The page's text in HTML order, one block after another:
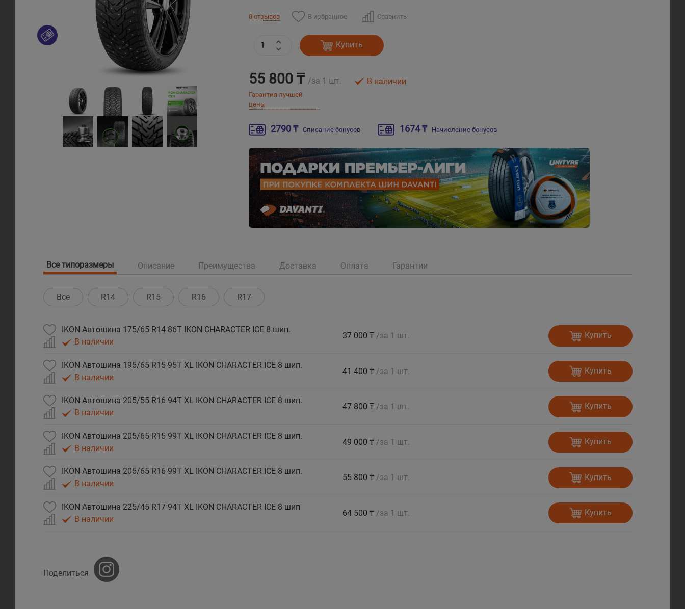
0 отзывов В избранное Сравнить
Купить
55 800 ₸ /за 1 шт.
Гарантия лучшей
цены
В наличии
2790 ₸ Списание бонусов 1674 ₸ Начисление бонусов
Все типоразмеры Описание Преимущества Доставка Оплата Гарантии
Все R14 R15 R16 R17
IKON Автошина 175/65 R14 86T IKON CHARACTER ICE 8 шип.
В наличии
37 000 ₸ /за 1 шт. Купить
IKON Автошина 195/65 R15 95T XL IKON CHARACTER ICE 8 шип.
В наличии
41 400 ₸ /за 1 шт. Купить
IKON Автошина 205/55 R16 94T XL IKON CHARACTER ICE 8 шип.
В наличии
47 800 ₸ /за 1 шт. Купить
IKON Автошина 205/65 R15 99T XL IKON CHARACTER ICE 8 шип.
В наличии
49 000 ₸ /за 1 шт. Купить
IKON Автошина 205/65 R16 99T XL IKON CHARACTER ICE 8 шип.
В наличии
55 800 ₸ /за 1 шт. Купить
IKON Автошина 225/45 R17 94T XL IKON CHARACTER ICE 8 шип
В наличии
64 500 ₸ /за 1 шт. Купить
Поделиться